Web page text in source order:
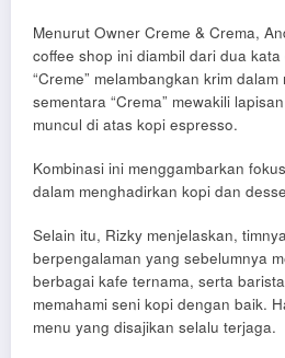
Menurut Owner Creme & Crema,
coffee shop ini diambil dari dua
“Creme” melambangkan krim
sementara “Crema” mewakili
muncul di atas kopi espresso.
Kombinasi ini menggambarkan
dalam menghadirkan kopi dan
Selain itu, Rizky menjelaskan,
berpengalaman yang sebelumnya
berbagai kafe ternama, serta
memahami seni kopi dengan baik.
menu yang disajikan selalu terjaga.